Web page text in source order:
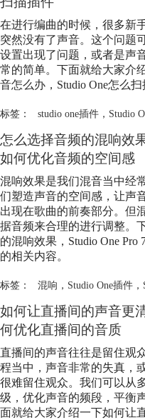
在进行编曲的时候，很多新
突然没有了声音。这个问题
设置出现了问题，或者是声
常的简单。下面就给大家介
音怎么办，Studio One怎么
标签： studio one插件， Studio
怎么选择音频的混响效
如何优化音频的空间感
混响效果是我们混音当中经
们塑造声音的空间感，让声
出现在歌曲的前奏部分。但
据音频来合理的进行调整。
的混响效果，Studio One
的相关内容。
标签： 混响 ， Studio One插件，
如何让直播间的声音更
何优化直播间的音质
直播间的声音往往是留住观
程当中，声音非常的失真，
很难留住观众。我们可以从
级，优化声音的频段，平衡
面就给大家介绍一下如何让